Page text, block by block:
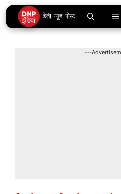
Skip
to
content
---